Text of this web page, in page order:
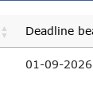
Deadline
01-09-2026